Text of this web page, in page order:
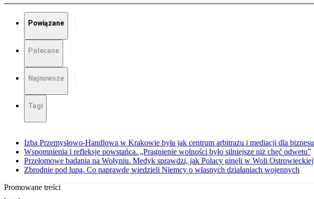
Powiązane
Polecane
Najnowsze
Tagi
Izba Przemysłowo-Handlowa w Krakowie była jak centrum arbitrażu i mediacji dla biznesu
Wspomnienia i refleksje powstańca. „Pragnienie wolności było silniejsze niż chęć odwetu”
Przełomowe badania na Wołyniu. Medyk sprawdzi, jak Polacy ginęli w Woli Ostrowieckiej
Zbrodnie pod lupą. Co naprawdę wiedzieli Niemcy o własnych działaniach wojennych
Promowane treści